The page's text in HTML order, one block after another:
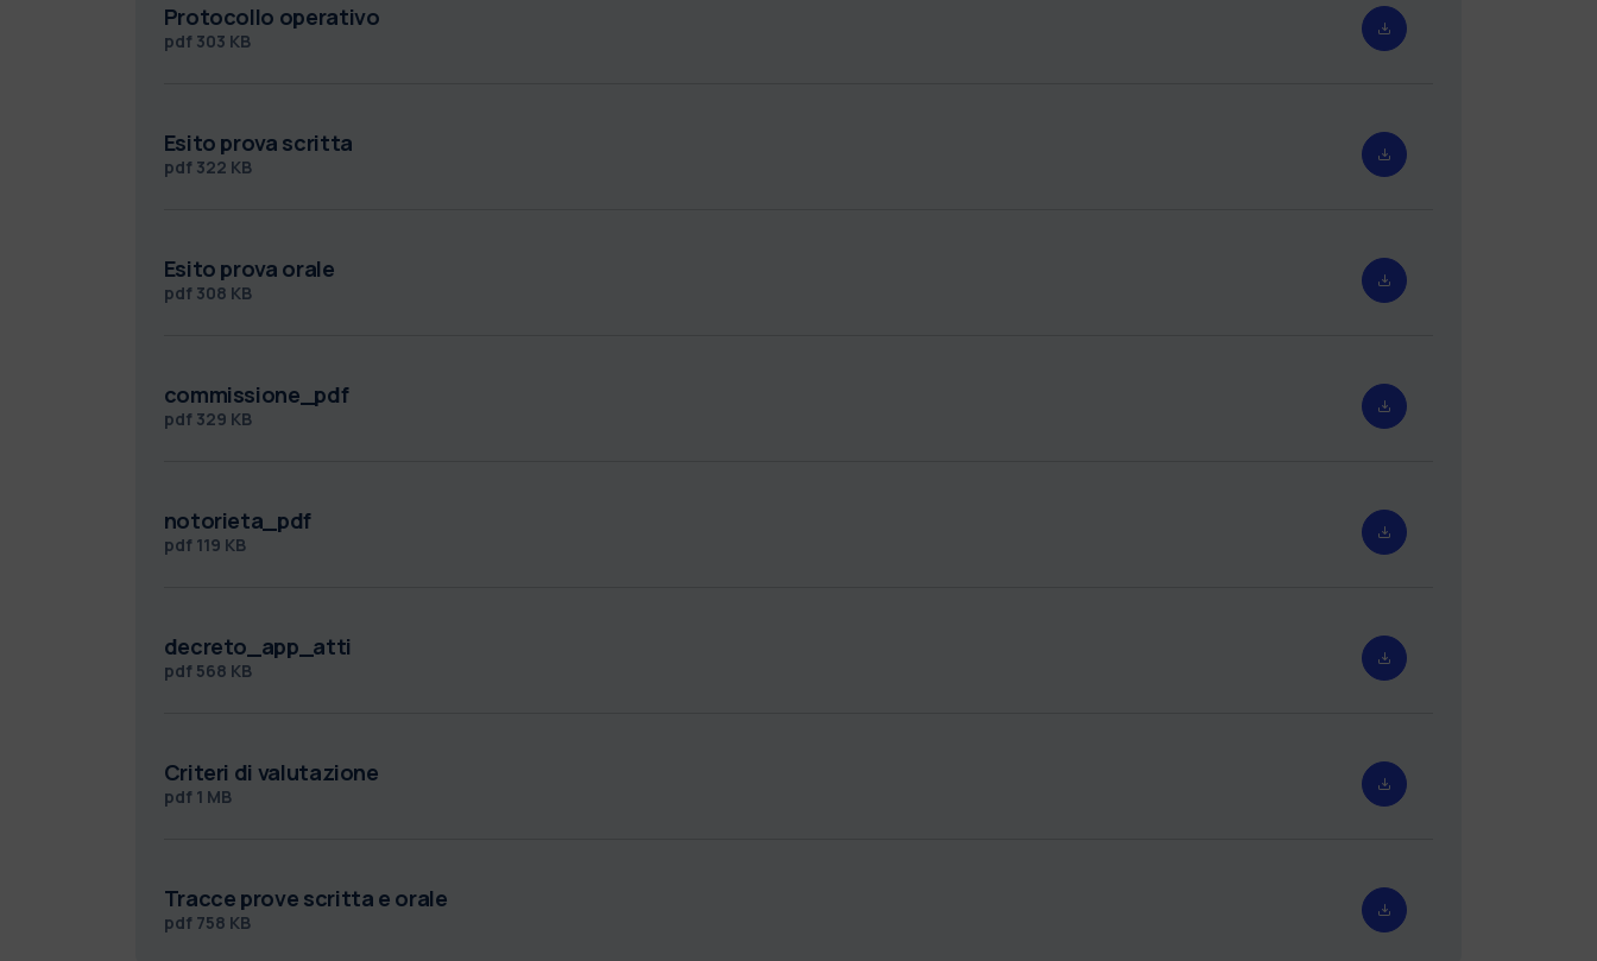
Protocollo operativo
pdf 303 KB
Esito prova scritta
pdf 322 KB
Esito prova orale
pdf 308 KB
commissione_pdf
pdf 329 KB
notorieta_pdf
pdf 119 KB
decreto_app_atti
pdf 568 KB
Criteri di valutazione
pdf 1 MB
Tracce prove scritta e orale
pdf 758 KB